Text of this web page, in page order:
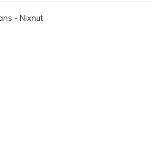
- Nixnut